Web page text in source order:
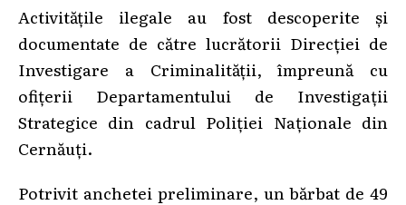
Activitățile ilegale au fost descoperite și
documentate de către lucrătorii Direcției de
Investigare a Criminalității, împreună cu
ofițerii Departamentului de Investigații
Strategice din cadrul Poliției Naționale din
Cernăuți.
Potrivit anchetei preliminare, un bărbat de 49